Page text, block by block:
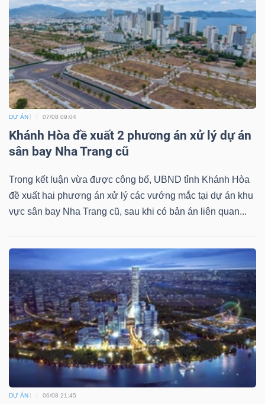
DỰ ÁN 07/08 09:04
Khánh Hòa đề xuất 2 phương án xử lý dự án
sân bay Nha Trang cũ
Trong kết luận vừa được công bố, UBND tỉnh Khánh Hòa
đề xuất hai phương án xử lý các vướng mắc tại dự án khu
vực sân bay Nha Trang cũ, sau khi có bản án liên quan...
DỰ ÁN 06/08 21:45
Truyền
thông
tài
chính
Dữ
liệu